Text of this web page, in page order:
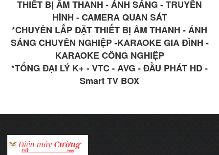
THIẾT BỊ ÂM THANH - ÁNH SÁNG - TRUYỀN
HÌNH - CAMERA QUAN SÁT
*CHUYÊN LẮP ĐẶT THIẾT BỊ ÂM THANH - ÁNH
SÁNG CHUYÊN NGHIỆP -KARAOKE GIA ĐÌNH -
KARAOKE CÔNG NGHIỆP
*TỔNG ĐẠI LÝ K+ - VTC - AVG - ĐẦU PHÁT HD -
Smart TV BOX